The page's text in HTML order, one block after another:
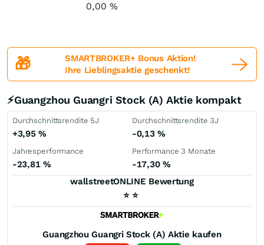
0,00 %
🎁
SMARTBROKER+ Bonus Aktion!
Ihre Lieblingsaktie geschenkt!
⚡Guangzhou Guangri Stock (A) Aktie kompakt
Durchschnittsrendite 5J
+3,95%
Durchschnittsrendite 3J
-0,13%
Jahresperformance
-23,81 %
Performance 3 Monate
-17,30 %
wallstreetONLINE Bewertung
⭐ ⭐
Guangzhou Guangri Stock (A) Aktie kaufen